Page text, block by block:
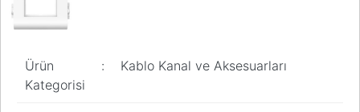
Ürün
Kategorisi
: Kablo Kanal ve Aksesuarları